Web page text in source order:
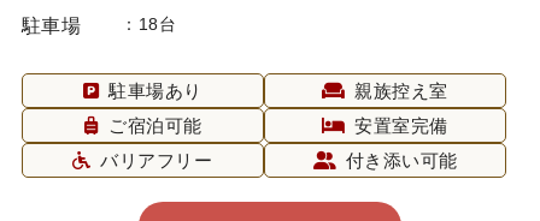
駐車場 18台
駐車場あり
親族控え室
ご宿泊可能
安置室完備
バリアフリー
付き添い可能